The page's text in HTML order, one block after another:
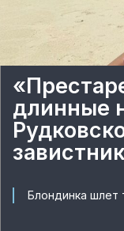
длинные
Блондинка шлет